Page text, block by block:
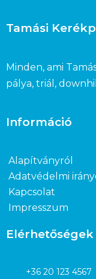
Tamási
Minden, ami
pálya, triál,
Információ
Alapítványról
Adatvédelmi
Kapcsolat
Impresszum
Elérhetőségek
+36 20 123 4567